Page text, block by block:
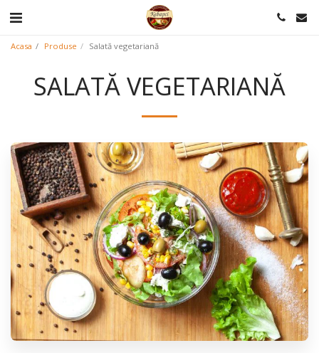
Acasa Produse Salată vegetariană
SALATĂ VEGETARIANĂ